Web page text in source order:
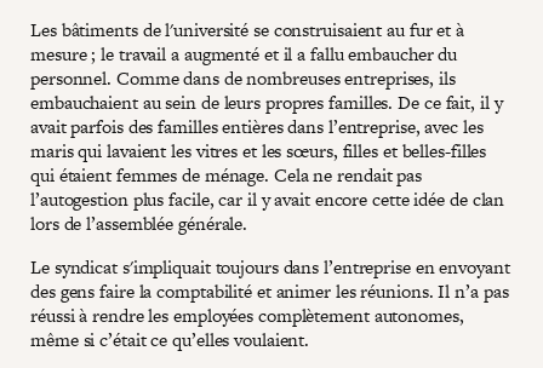
Les bâtiments de l'université se construisaient au fur et à
mesure ; le travail a augmenté et il a fallu embaucher du
personnel. Comme dans de nombreuses entreprises, ils
embauchaient au sein de leurs propres familles. De ce fait, il y
avait parfois des familles entières dans l’entreprise, avec les
maris qui lavaient les vitres et les sœurs, filles et belles-filles
qui étaient femmes de ménage. Cela ne rendait pas
l’autogestion plus facile, car il y avait encore cette idée de clan
lors de l’assemblée générale.
Le syndicat s'impliquait toujours dans l’entreprise en envoyant
des gens faire la comptabilité et animer les réunions. Il n’a pas
réussi à rendre les employées complètement autonomes,
même si c’était ce qu’elles voulaient.